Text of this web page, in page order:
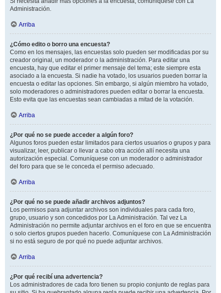
Administración.
Arriba
¿Cómo edito o borro una encuesta?
Como en los mensajes, las encuestas solo pueden ser modificadas por su
creador original, un moderador o la administración. Para editar una
encuesta, hay que editar el primer mensaje del tema; este siempre esta
asociado a la encuesta. Si nadie ha votado, los usuarios pueden borrar la
encuesta o editar las opciones. Sin embargo, si algún miembro ha votado,
solo moderadores o administradores pueden editar o borrar la encuesta.
Esto evita que las encuestas sean cambiadas a mitad de la votación.
Arriba
¿Por qué no se puede acceder a algún foro?
Algunos foros pueden estar limitados para ciertos usuarios o grupos y para
visualizar, leer, publicar o llevar a cabo otra acción allí necesita una
autorización especial. Comuníquese con un moderador o administrador
del foro para que se le conceda el permiso adecuado.
Arriba
¿Por qué no se puede añadir archivos adjuntos?
Los permisos para adjuntar archivos son individuales para cada foro,
grupo, usuario y son concedidos por La Administración. Tal vez La
Administración no permite adjuntar archivos en el foro en que se encuentra
o solo ciertos grupos pueden hacerlo. Comuníquese con La Administración
si no está seguro de por qué no puede adjuntar archivos.
Arriba
¿Por qué recibí una advertencia?
Los administradores de cada foro tienen su propio conjunto de reglas para